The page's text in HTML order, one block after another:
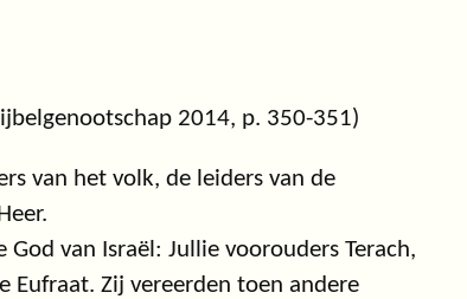
2014, p. 350-351)
van het volk, de leiders van de
van Israël: Jullie voorouders Terach,
Eufraat. Zij vereerden toen andere